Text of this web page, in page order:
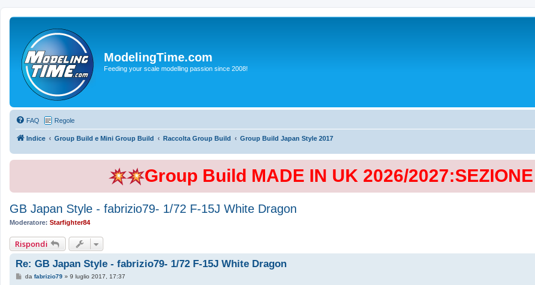
ModelingTime.com
Feeding your scale modelling passion since 2008!
FAQ Regole
Indice Group Build e Mini Group Build Raccolta Group Build Group Build Japan Style 2017
Group Build MADE IN UK 2026/
GB Japan Style - fabrizio79- 1/72 F-15J White Dragon
Moderatore: Starfighter84
Rispondi
Re: GB Japan Style - fabrizio79- 1/72 F-15J White Dragon
Mda fabrizio79» 9 luglio 2017, 17:37